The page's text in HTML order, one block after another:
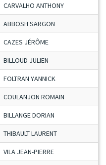
CARVALHO ANTHONY
ABBOSH SARGON
CAZES JÉRÔME
BILLOUD JULIEN
FOLTRAN YANNICK
COULANJON ROMAIN
BILLANGE DORIAN
THIBAULT LAURENT
VILA JEAN-PIERRE